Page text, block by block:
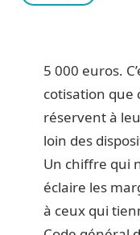
5 000 euros.
cotisation que
réservent à
loin des
Un chiffre qui
éclaire les
à ceux qui